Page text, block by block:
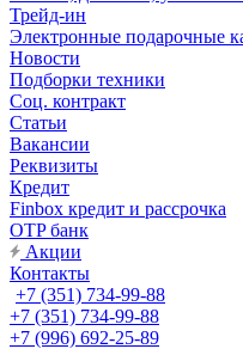
Трейд-ин
Электронные подарочные
Новости
Подборки техники
Соц. контракт
Статьи
Вакансии
Реквизиты
Кредит
Finbox кредит и рассрочка
OTP банк
Акции
Контакты
+7 (351) 734-99-88
+7 (351) 734-99-88
+7 (996) 692-25-89